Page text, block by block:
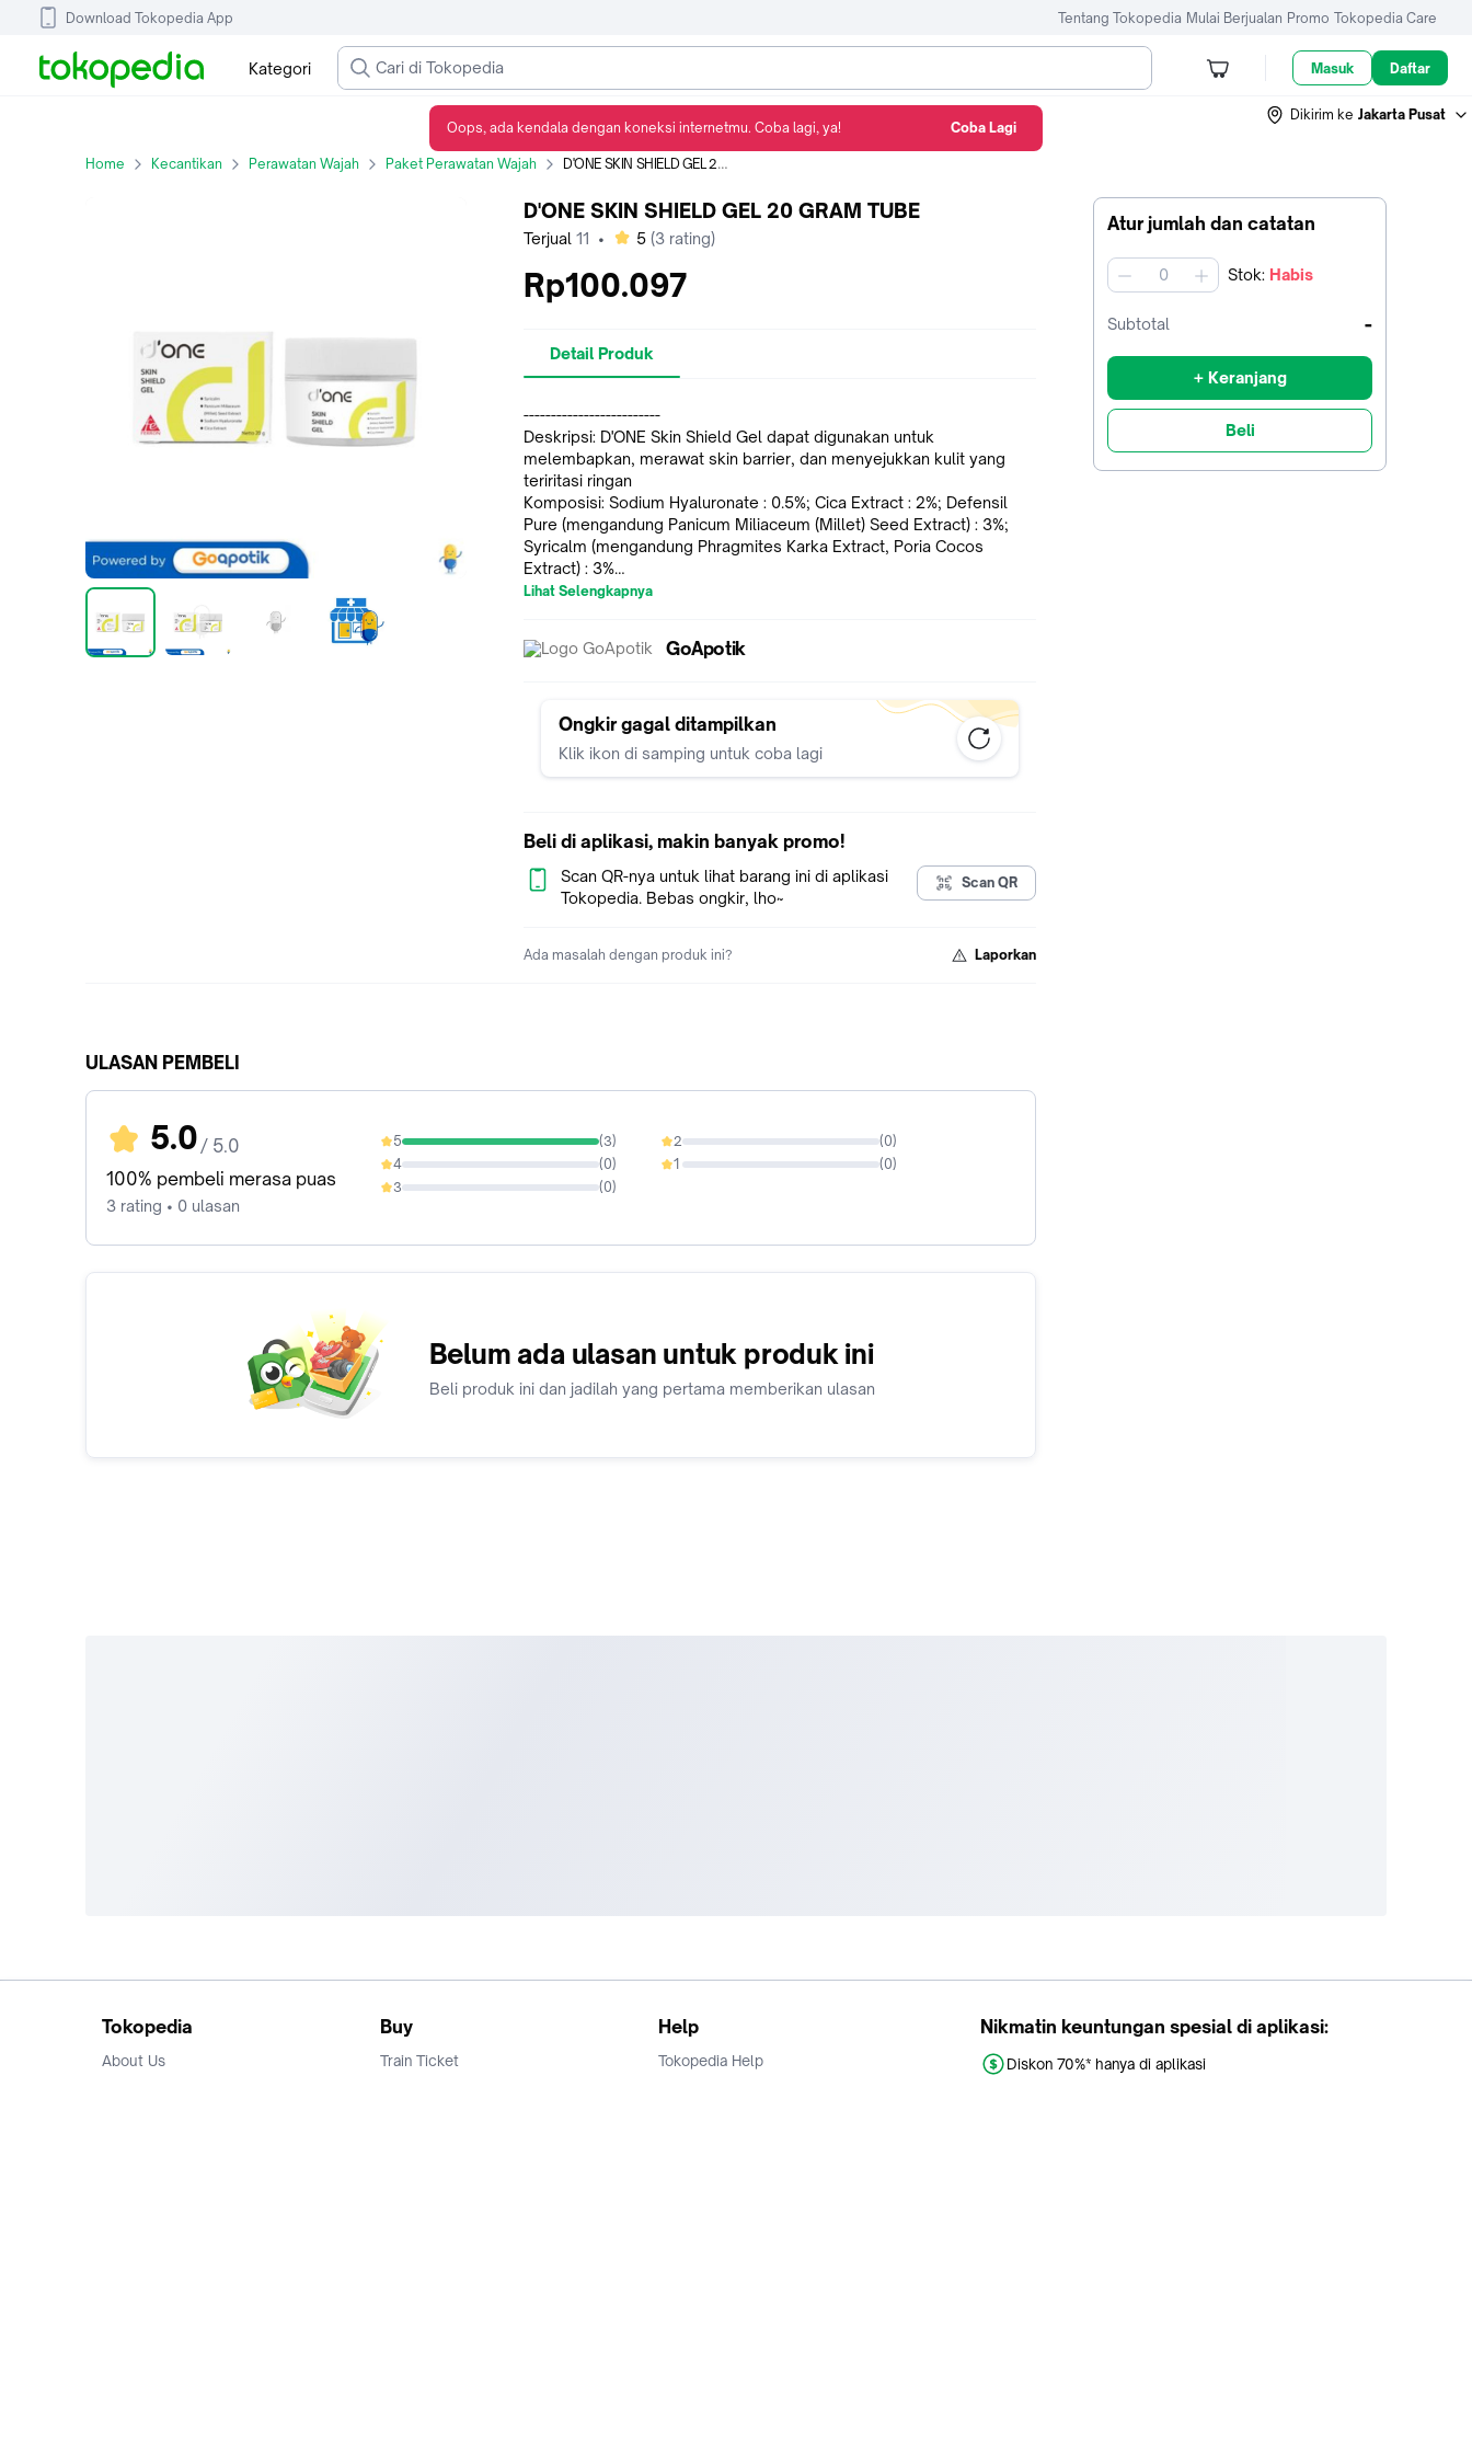
Download Tokopedia App Tentang Tokopedia Mulai Berjualan Promo Tokopedia Care
Kategori Masuk Daftar
Dikirim ke Jakarta Pusat
Home Kecantikan Perawatan Wajah Paket Perawatan Wajah D'ONE SKIN SHIELD GEL 20 GRAM TUBE
Atur jumlah dan catatan
jumlah Stok: Habis
Subtotal -
+ Keranjang
Beli
D'ONE SKIN SHIELD GEL 20 GRAM TUBE
Terjual 11 • bintang
5 (3 rating)
Rp100.097
Detail Produk
-------------------------
Deskripsi: D'ONE Skin Shield Gel dapat digunakan untuk
melembapkan, merawat skin barrier, dan menyejukkan kulit yang
teriritasi ringan
Komposisi: Sodium Hyaluronate : 0.5%; Cica Extract : 2%; Defensil
Pure (mengandung Panicum Miliaceum (Millet) Seed Extract) : 3%;
Syricalm (mengandung Phragmites Karka Extract, Poria Cocos
Extract) : 3%
Dosis: 1-2 kali sehari, pada kulit yang teriritasi
Perhatian Khusus:
Lihat Selengkapnya
GoApotik
Ongkir gagal ditampilkan
Klik ikon di samping untuk coba lagi
Beli di aplikasi, makin banyak promo!
Scan QR-nya untuk lihat barang ini di aplikasi
Tokopedia. Bebas ongkir, lho~
Scan QR
Ada masalah dengan produk ini? Laporkan
ULASAN PEMBELI
5.0 / 5.0
100% pembeli merasa puas
3 rating • 0 ulasan
5 (3)
100%
4 (0)
0%
3 (0)
0%
2 (0)
0%
1 (0)
0%
Belum ada ulasan untuk produk ini
Beli produk ini dan jadilah yang pertama memberikan ulasan
Tokopedia
About Us
Buy
Train Ticket
Help
Tokopedia Help
Nikmatin keuntungan spesial di aplikasi:
Diskon 70%* hanya di aplikasi
Oops, ada kendala dengan koneksi internetmu. Coba lagi, ya! Coba Lagi